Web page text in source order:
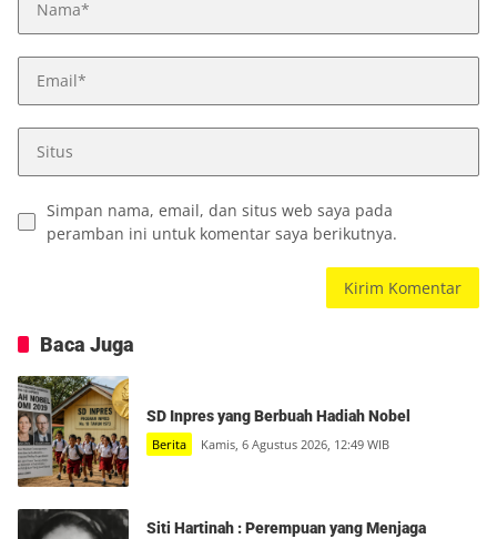
Simpan nama, email, dan situs web saya pada
peramban ini untuk komentar saya berikutnya.
Baca Juga
SD Inpres yang Berbuah Hadiah Nobel
Berita Kamis, 6 Agustus 2026, 12:49 WIB
Siti Hartinah : Perempuan yang Menjaga